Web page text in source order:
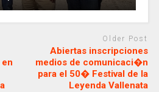
Older Post
Abiertas inscripciones
medios de comunicaci�n
para el 50� Festival de la
Leyenda Vallenata